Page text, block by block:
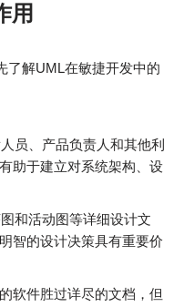
用
了解UML在敏捷开发中的
员、产品负责人和其他利
助于建立对系统架构、设
和活动图等详细设计文
智的设计决策具有重要价
软件胜过详尽的文档，但